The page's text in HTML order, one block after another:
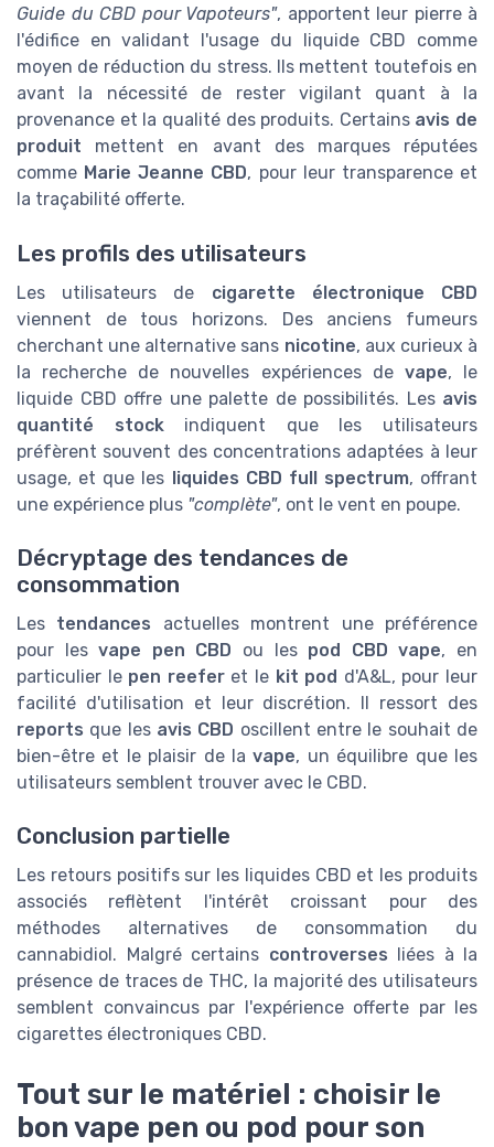
Guide du CBD pour Vapoteurs", apportent leur pierre à
l'édifice en validant l'usage du liquide CBD comme
moyen de réduction du stress. Ils mettent toutefois en
avant la nécessité de rester vigilant quant à la
provenance et la qualité des produits. Certains avis de
produit mettent en avant des marques réputées
comme Marie Jeanne CBD, pour leur transparence et
la traçabilité offerte.
Les profils des utilisateurs
Les utilisateurs de cigarette électronique CBD
viennent de tous horizons. Des anciens fumeurs
cherchant une alternative sans nicotine, aux curieux à
la recherche de nouvelles expériences de vape, le
liquide CBD offre une palette de possibilités. Les avis
quantité stockindiquent que les utilisateurs
préfèrent souvent des concentrations adaptées à leur
usage, et que les liquides CBD full spectrum, offrant
une expérience plus "complète", ont le vent en poupe.
Décryptage des tendances de
consommation
Les tendances actuelles montrent une préférence
pour lesvape pen CBD ou les pod CBD vape, en
particulier le pen reeferet le kit pod d'A&L, pour leur
facilité d'utilisation et leur discrétion. Il ressort des
reports que les avis CBD oscillent entre le souhait de
bien-être et le plaisir de lavape, un équilibre que les
utilisateurs semblent trouver avec le CBD.
Conclusion partielle
Les retours positifs sur les liquides CBD et les produits
associés reflètent l'intérêt croissant pour des
méthodes alternatives de consommation du
cannabidiol. Malgré certains controverses liées à la
présence de traces de THC, la majorité des utilisateurs
semblent convaincus par l'expérience offerte par les
cigarettes électroniques CBD.
Tout sur le matériel : choisir le
bon vape pen ou pod pour son